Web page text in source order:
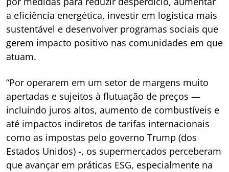
a eficiência energética, investir em logística mais
sustentável e desenvolver programas sociais que
gerem impacto positivo nas comunidades em que
atuam.
“Por operarem em um setor de margens muito
apertadas e sujeitos à flutuação de preços —
incluindo juros altos, aumento de combustíveis e
até impactos indiretos de tarifas internacionais
como as impostas pelo governo Trump (dos
Estados Unidos) -, os supermercados perceberam
que avançar em práticas ESG, especialmente na